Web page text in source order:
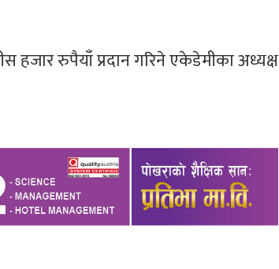
हजार रुपैयाँ प्रदान गरिने एकेडेमीका अध्यक्ष